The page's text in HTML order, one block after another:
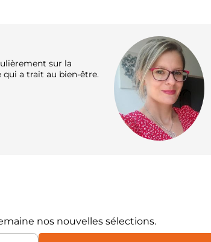
sur la
qui a trait au bien-être.
nos nouvelles sélections.